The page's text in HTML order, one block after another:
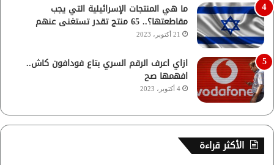
ما هي المنتجات الإسرائيلية التي يجب
مقاطعتها؟.. 65 منتج تقدر تستغنى عنهم
21 أكتوبر، 2023
ازاي اعرف الرقم السري بتاع فودافون كاش..
افهمها صح
4 أكتوبر، 2023
الأكثر قراءة